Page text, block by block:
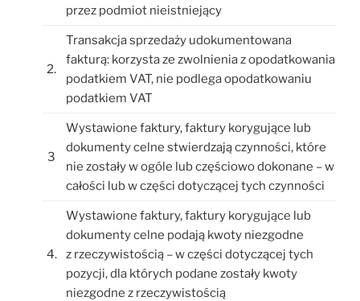
przez podmiot nieistniejący
2.
Transakcja sprzedaży udokumentowana
fakturą: korzysta ze zwolnienia z opodatkowania
podatkiem VAT, nie podlega opodatkowaniu
podatkiem VAT
3
Wystawione faktury, faktury korygujące lub
dokumenty celne stwierdzają czynności, które
nie zostały w ogóle lub częściowo dokonane – w
całości lub w części dotyczącej tych czynności
4.
Wystawione faktury, faktury korygujące lub
dokumenty celne podają kwoty niezgodne
z rzeczywistością – w części dotyczącej tych
pozycji, dla których podane zostały kwoty
niezgodne z rzeczywistością